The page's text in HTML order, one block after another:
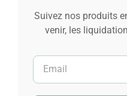
Suivez nos produits
venir, les